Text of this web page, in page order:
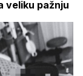
veliku pažnju